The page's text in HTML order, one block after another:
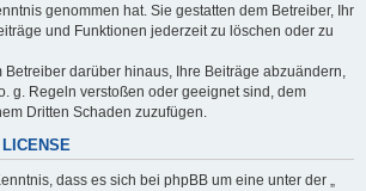
genommen hat. Sie gestatten dem Betreiber, Ihr
und Funktionen jederzeit zu löschen oder zu
Betreiber darüber hinaus, Ihre Beiträge abzuändern,
g. Regeln verstoßen oder geeignet sind, dem
Dritten Schaden zuzufügen.
dass es sich bei phpBB um eine unter der „